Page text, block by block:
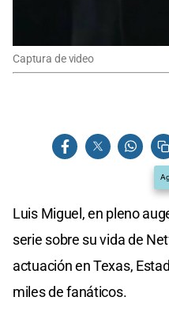
Captura de video
Luis Miguel, en pleno
serie sobre su vida de
actuación en Texas,
miles de fanáticos.